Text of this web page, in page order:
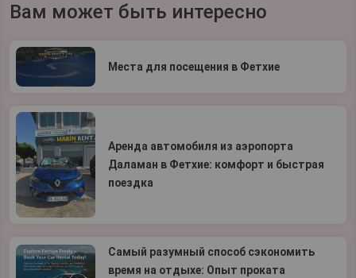
Вам может быть интересно
Места для посещения в Фетхие
Аренда автомобиля из аэропорта
Даламан в Фетхие: комфорт и быстрая
поездка
Самый разумный способ сэкономить
время на отдыхе: Опыт проката